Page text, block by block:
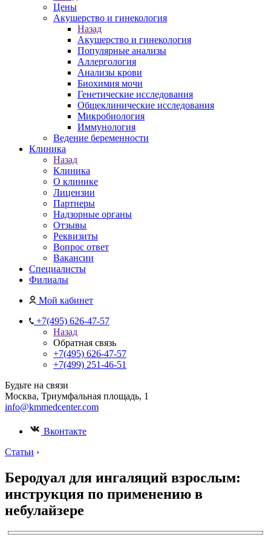
Цены
Акушерство и гинекология
Назад
Акушерство и гинекология
Популярные анализы
Аллергология
Анализы крови
Биохимия мочи
Генетические исследования
Общеклинические исследования
Микробиология
Иммунология
Ведение беременности
Клиника
Назад
Клиника
О клинике
Лицензии
Партнеры
Надзорные органы
Отзывы
Реквизиты
Вопрос ответ
Вакансии
Специалисты
Филиалы
Мой кабинет
+7(495) 626-47-57
Назад
Обратная связь
+7(495) 626-47-57
+7(499) 251-46-51
Будьте на связи
Москва, Триумфальная площадь, 1
info@kmmedcenter.com
Вконтакте
Статьи ›
Беродуал для ингаляций взрослым:
инструкция по применению в
небулайзере